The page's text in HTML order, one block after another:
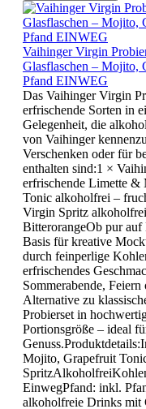
Vaihinger Virgin
Glasflaschen – Mojito,
Pfand EINWEG
Das Vaihinger Virgin
erfrischende Sorten in
Gelegenheit, die
von Vaihinger
Verschenken oder für
enthalten sind:1 ×
erfrischende Limette
Tonic alkoholfrei –
Virgin Spritz
BitterorangeOb pur
Basis für kreative
durch feinperlige
erfrischendes
Sommerabende,
Alternative zu
Probierset in
Portionsgröße – ideal
Mojito, Grapefruit
EinwegPfand: inkl.
alkoholfreie Drinks mit